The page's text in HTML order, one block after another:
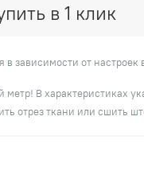
в 1 клик
в зависимости от
метр! В характеристиках
отрез ткани или сшить